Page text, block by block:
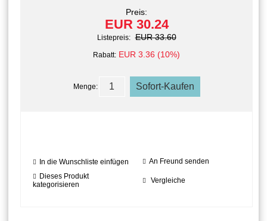
Preis:
EUR 30.24
Listepreis: EUR 33.60
Rabatt: EUR 3.36 (10%)
Menge:
In die Wunschliste einfügen
An Freund senden
Dieses Produkt
kategorisieren
Vergleiche